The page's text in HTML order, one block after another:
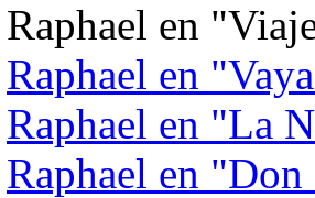
Raphael en
Raphael en
Raphael en "La
Raphael en